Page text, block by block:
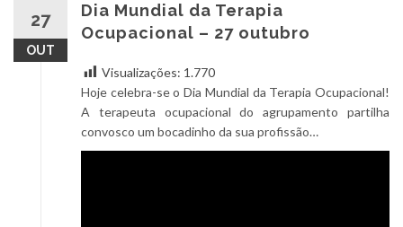
27
OUT
Dia Mundial da Terapia
Ocupacional – 27 outubro
Visualizações: 1.770
Hoje celebra-se o Dia Mundial da Terapia Ocupacional!
A terapeuta ocupacional do agrupamento partilha
convosco um bocadinho da sua profissão…